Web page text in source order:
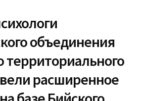
объединения
территориального
расширенное